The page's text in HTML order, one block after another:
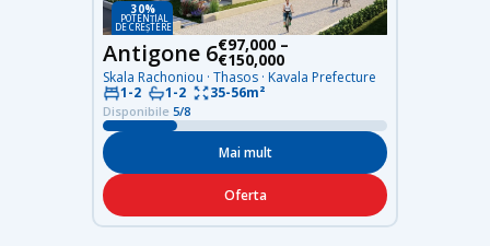
30%
DE CREȘTERE
POTENȚIAL
Antigone 6€97,000 –
€150,000
Skala Rachoniou · Thasos · Kavala Prefecture
1-2
1-2 35-56m²
Disponibile 5/8
Mai mult
Oferta